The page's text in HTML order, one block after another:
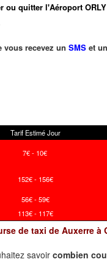
quitter l'Aéroport ORLY
vous recevez un SMS et
Tarif Estimé Jour
7€ - 10€
152€ - 156€
56€ - 59€
113€ - 117€
de taxi de Auxerre à
savoir combien